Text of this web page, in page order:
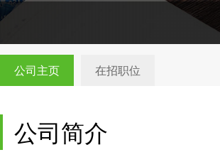
公司主页 在招职位
公司简介